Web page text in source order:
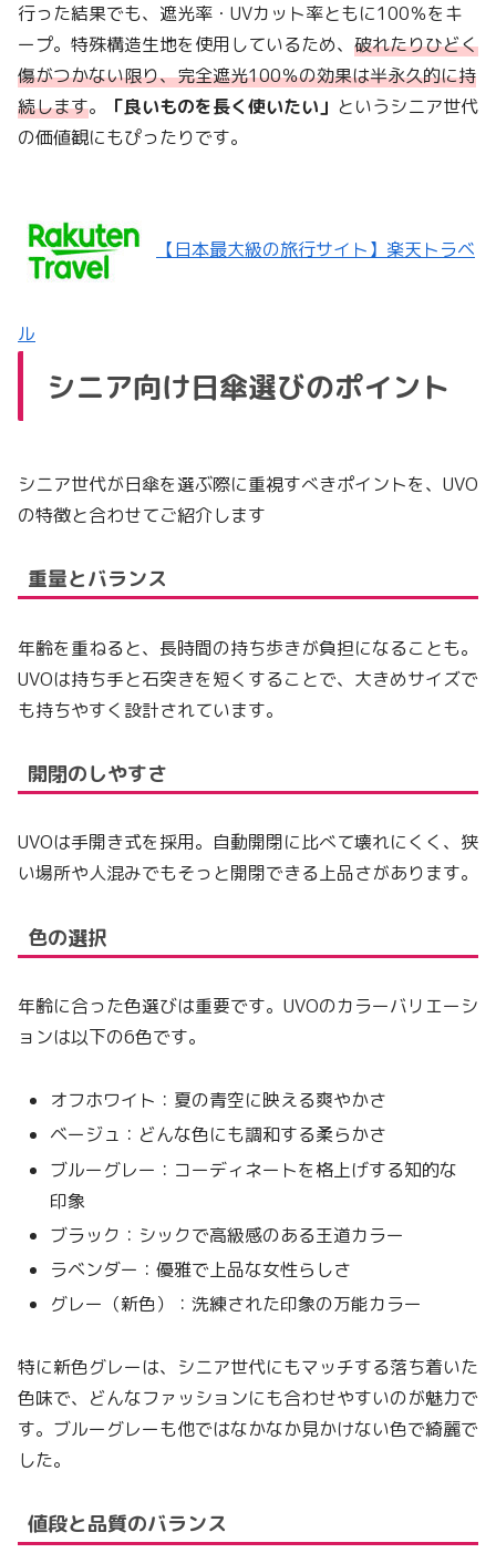
行った結果でも、遮光率・UVカット率ともに100％をキ
ープ。特殊構造生地を使用しているため、 破れたりひどく
傷がつかない限り、完全遮光100％の効果は半永久的に持
続します。 「良いものを長く使いたい」 というシニア世代
の価値観にもぴったりです。
【日本最大級の旅行サイト】楽天トラベ
ル
シニア向け日傘選びのポイント
シニア世代が日傘を選ぶ際に重視すべきポイントを、UVO
の特徴と合わせてご紹介します
重量とバランス
年齢を重ねると、長時間の持ち歩きが負担になることも。
UVOは持ち手と石突きを短くすることで、大きめサイズで
も持ちやすく設計されています。
開閉のしやすさ
UVOは手開き式を採用。自動開閉に比べて壊れにくく、狭
い場所や人混みでもそっと開閉できる上品さがあります。
色の選択
年齢に合った色選びは重要です。UVOのカラーバリエーシ
ョンは以下の6色です。
オフホワイト：夏の青空に映える爽やかさ
ベージュ：どんな色にも調和する柔らかさ
ブルーグレー：コーディネートを格上げする知的な
印象
ブラック：シックで高級感のある王道カラー
ラベンダー：優雅で上品な女性らしさ
グレー（新色）：洗練された印象の万能カラー
特に新色グレーは、シニア世代にもマッチする落ち着いた
色味で、どんなファッションにも合わせやすいのが魅力で
す。ブルーグレーも他ではなかなか見かけない色で綺麗で
した。
値段と品質のバランス